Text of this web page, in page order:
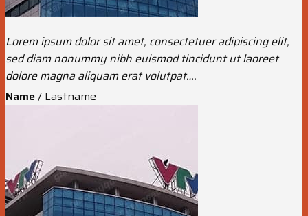
Lorem ipsum dolor sit amet, consectetuer adipiscing elit,
sed diam nonummy nibh euismod tincidunt ut laoreet
dolore magna aliquam erat volutpat….
Name/ Lastname